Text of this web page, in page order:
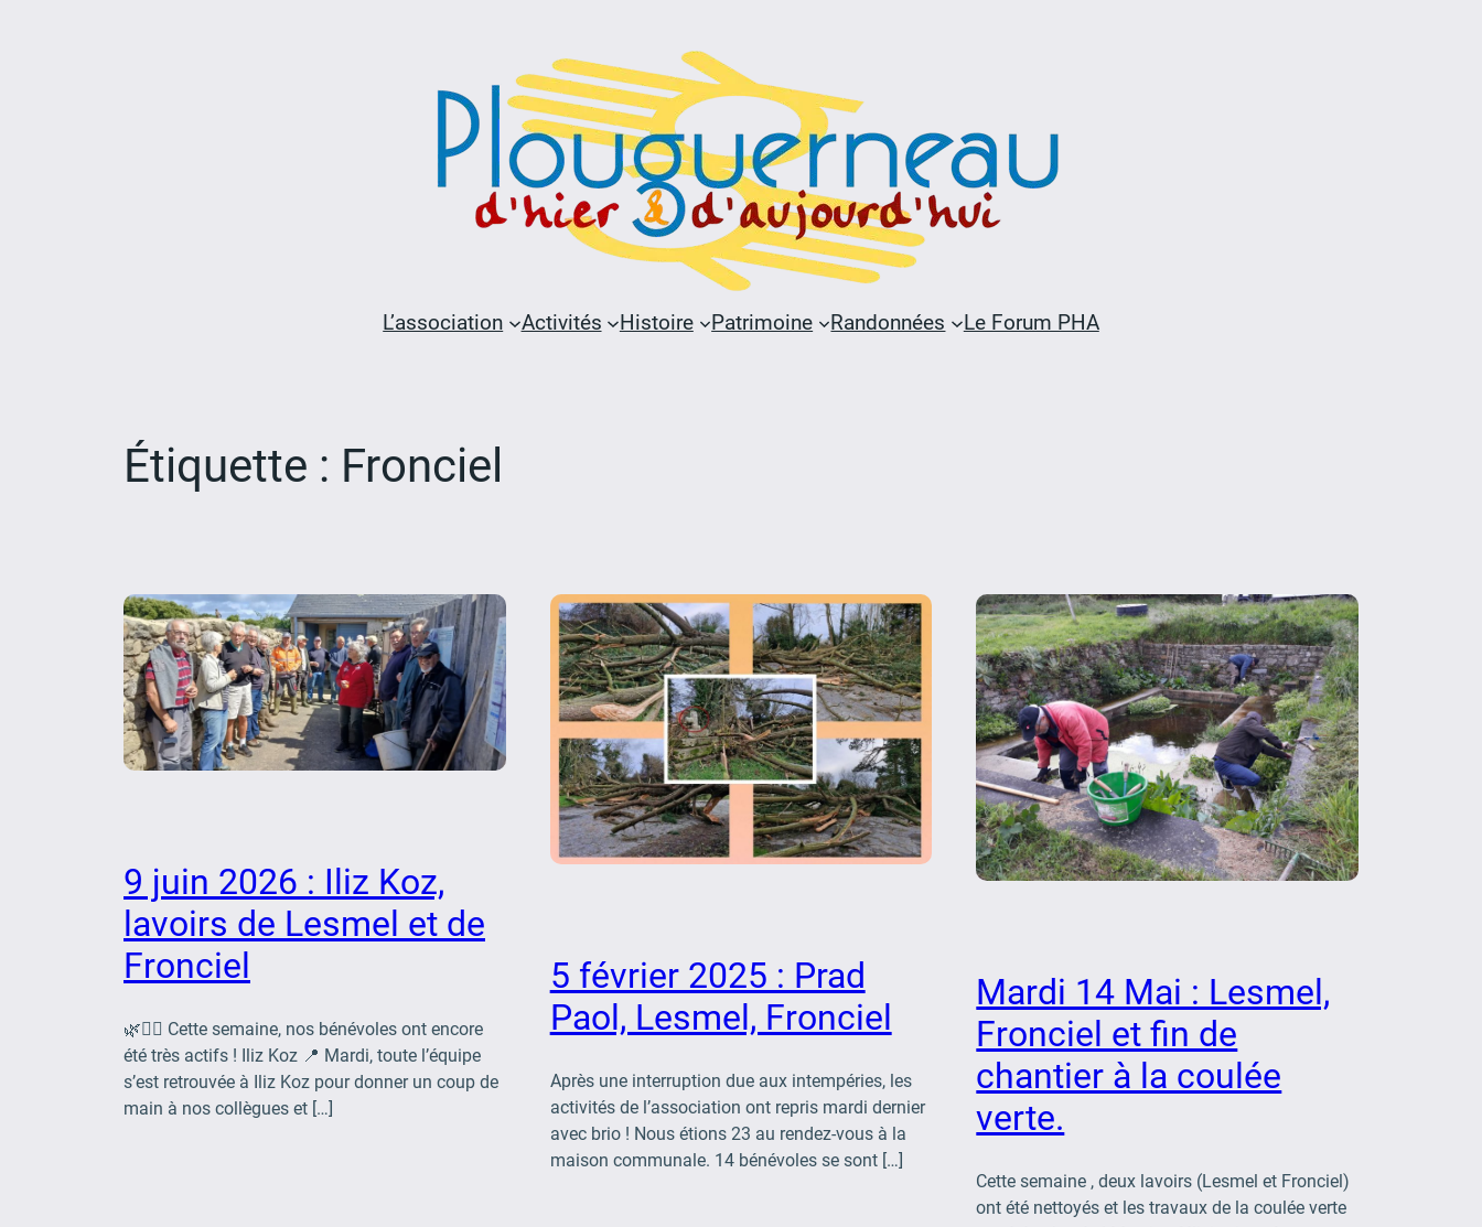
L’association Activités Histoire Patrimoine Randonnées Le Forum PHA
Étiquette : Fronciel
9 juin 2026 : Iliz Koz,
lavoirs de Lesmel et de
Fronciel
🌿🚶‍♂️ Cette semaine, nos bénévoles ont encore
été très actifs ! Iliz Koz 📍 Mardi, toute l’équipe
s’est retrouvée à Iliz Koz pour donner un coup de
main à nos collègues et […]
5 février 2025 : Prad
Paol, Lesmel, Fronciel
Après une interruption due aux intempéries, les
activités de l’association ont repris mardi dernier
avec brio ! Nous étions 23 au rendez-vous à la
maison communale. 14 bénévoles se sont […]
Mardi 14 Mai : Lesmel,
Fronciel et fin de
chantier à la coulée
verte.
Cette semaine , deux lavoirs (Lesmel et Fronciel)
ont été nettoyés et les travaux de la coulée verte